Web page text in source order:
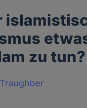
zu tun?